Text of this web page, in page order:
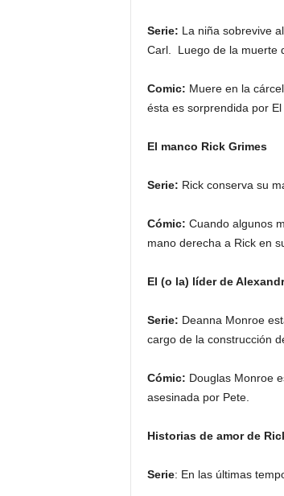
Serie: La niña sobrevive
Carl. Luego de la muerte
Comic: Muere en la
ésta es sorprendida por El
El manco Rick Grimes
Serie: Rick conserva su
Cómic: Cuando algunos
mano derecha a Rick en
El (o la) líder de
Serie: Deanna Monroe
cargo de la construcción
Cómic: Douglas Monroe
asesinada por Pete.
Historias de amor de
Serie: En las últimas